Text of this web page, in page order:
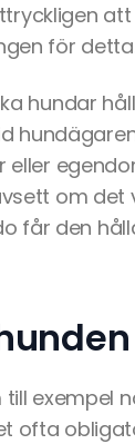
för
hundar
eller
om det
får den
exempel
ofta